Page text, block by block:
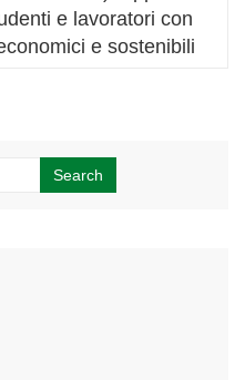
e lavoratori con
e sostenibili